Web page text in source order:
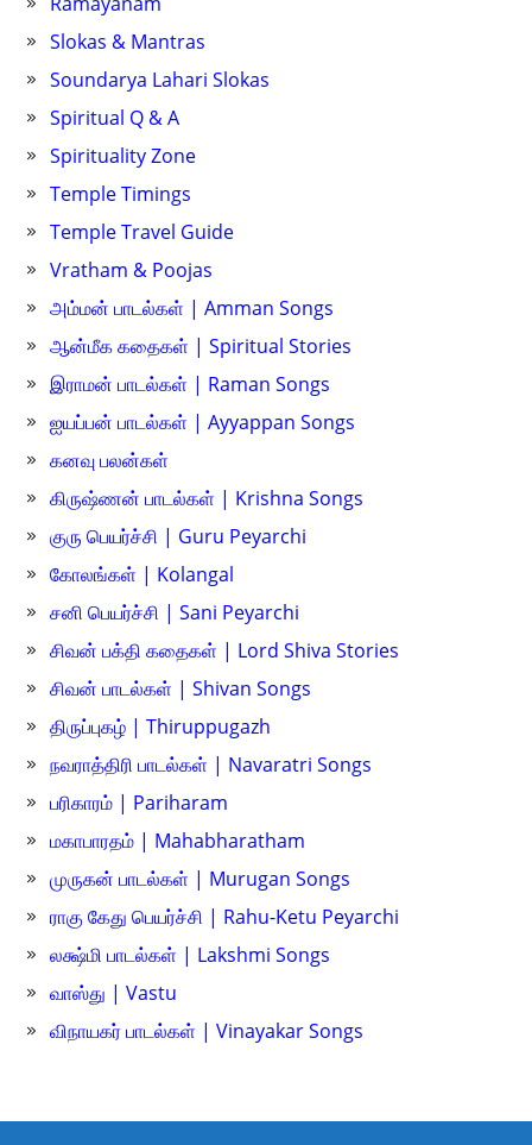
Slokas & Mantras
Soundarya Lahari Slokas
Spiritual Q & A
Spirituality Zone
Temple Timings
Temple Travel Guide
Vratham & Poojas
அம்மன் பாடல்கள் | Amman Songs
ஆன்மீக கதைகள் | Spiritual Stories
இராமன் பாடல்கள் | Raman Songs
ஐயப்பன் பாடல்கள் | Ayyappan Songs
கனவு பலன்கள்
கிருஷ்ணன் பாடல்கள் | Krishna Songs
குரு பெயர்ச்சி | Guru Peyarchi
கோலங்கள் | Kolangal
சனி பெயர்ச்சி | Sani Peyarchi
சிவன் பக்தி கதைகள் | Lord Shiva Stories
சிவன் பாடல்கள் | Shivan Songs
திருப்புகழ் | Thiruppugazh
நவராத்திரி பாடல்கள் | Navaratri Songs
பரிகாரம் | Pariharam
மகாபாரதம் | Mahabharatham
முருகன் பாடல்கள் | Murugan Songs
ராகு கேது பெயர்ச்சி | Rahu-Ketu Peyarchi
லக்ஷ்மி பாடல்கள் | Lakshmi Songs
வாஸ்து | Vastu
விநாயகர் பாடல்கள் | Vinayakar Songs